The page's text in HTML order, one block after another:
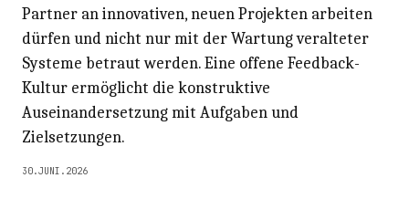
Partner an innovativen, neuen Projekten arbeiten
dürfen und nicht nur mit der Wartung veralteter
Systeme betraut werden. Eine offene Feedback-
Kultur ermöglicht die konstruktive
Auseinandersetzung mit Aufgaben und
Zielsetzungen.
30.JUNI.2026